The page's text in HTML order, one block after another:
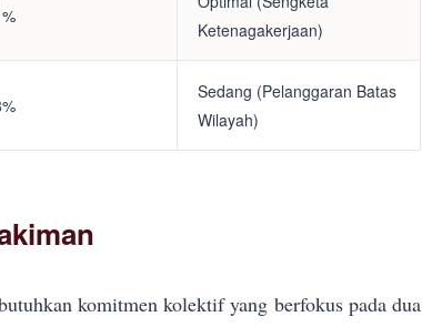
Ketenagakerjaan)
Sedang (Pelanggaran Batas
Wilayah)
komitmen kolektif yang berfokus pada dua